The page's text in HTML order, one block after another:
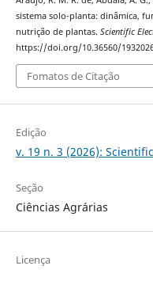
sistema solo-planta: dinâmica,
nutrição de plantas. Scientific
https://doi.org/10.36560/
Fomatos de Citação
Edição
v. 19 n. 3 (2026):
Seção
Ciências Agrárias
Licença